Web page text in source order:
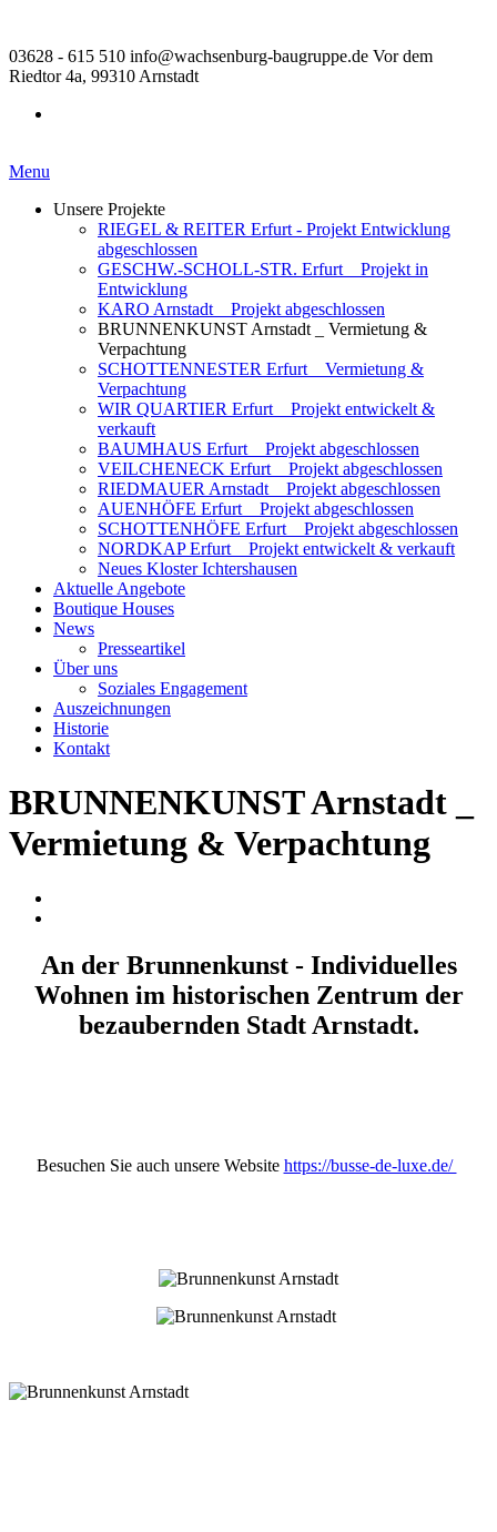
03628 - 615 510 info@wachsenburg-baugruppe.de Vor dem
Riedtor 4a, 99310 Arnstadt
Menu
Unsere Projekte
RIEGEL & REITER Erfurt - Projekt Entwicklung
abgeschlossen
GESCHW.-SCHOLL-STR. Erfurt _ Projekt in
Entwicklung
KARO Arnstadt _ Projekt abgeschlossen
BRUNNENKUNST Arnstadt _ Vermietung &
Verpachtung
SCHOTTENNESTER Erfurt _ Vermietung &
Verpachtung
WIR QUARTIER Erfurt _ Projekt entwickelt &
verkauft
BAUMHAUS Erfurt _ Projekt abgeschlossen
VEILCHENECK Erfurt _ Projekt abgeschlossen
RIEDMAUER Arnstadt _ Projekt abgeschlossen
AUENHÖFE Erfurt _ Projekt abgeschlossen
SCHOTTENHÖFE Erfurt _ Projekt abgeschlossen
NORDKAP Erfurt _ Projekt entwickelt & verkauft
Neues Kloster Ichtershausen
Aktuelle Angebote
Boutique Houses
News
Presseartikel
Über uns
Soziales Engagement
Auszeichnungen
Historie
Kontakt
BRUNNENKUNST Arnstadt _
Vermietung & Verpachtung
An der Brunnenkunst - Individuelles
Wohnen im historischen Zentrum der
bezaubernden Stadt Arnstadt.
Besuchen Sie auch unsere Website https://busse-de-luxe.de/